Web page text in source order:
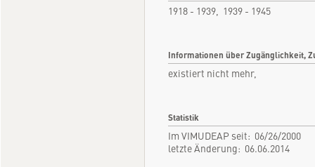
1918 - 1939, 1939 - 1945
Informationen über Zugänglichkeit,
existiert nicht mehr,
Statistik
Im VIMUDEAP seit: 06/26/2000
letzte Änderung: 06.06.2014